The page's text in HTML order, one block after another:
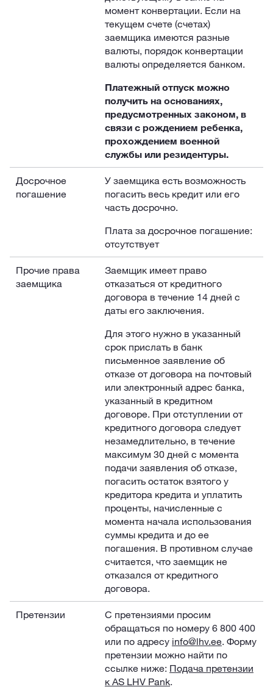
момент конвертации. Если на
текущем счете (счетах)
заемщика имеются разные
валюты, порядок конвертации
валюты определяется банком.
Платежный отпуск можно
получить на основаниях,
предусмотренных законом, в
связи с рождением ребенка,
прохождением военной
службы или резидентуры.
Досрочное
погашение
У заемщика есть возможность
погасить весь кредит или его
часть досрочно.
Плата за досрочное погашение:
отсутствует
Прочие права
заемщика
Заемщик имеет право
отказаться от кредитного
договора в течение 14 дней с
даты его заключения.
Для этого нужно в указанный
срок прислать в банк
письменное заявление об
отказе от договора на почтовый
или электронный адрес банка,
указанный в кредитном
договоре. При отступлении от
кредитного договора следует
незамедлительно, в течение
максимум 30 дней с момента
подачи заявления об отказе,
погасить остаток взятого у
кредитора кредита и уплатить
проценты, начисленные с
момента начала использования
суммы кредита и до ее
погашения. В противном случае
считается, что заемщик не
отказался от кредитного
договора.
Претензии
С претензиями просим
обращаться по номеру 6 800 400
или по адресу info@lhv.ee. Форму
претензии можно найти по
ссылке ниже: Подача претензии
к AS LHV Pank.